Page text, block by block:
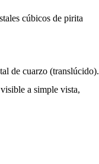
cúbicos de pirita
de cuarzo (translúcido).
a simple vista,